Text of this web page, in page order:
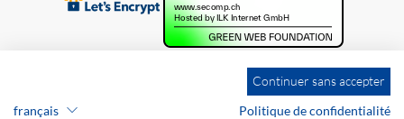
Continuer sans accepter
français
Politique de confidentialité